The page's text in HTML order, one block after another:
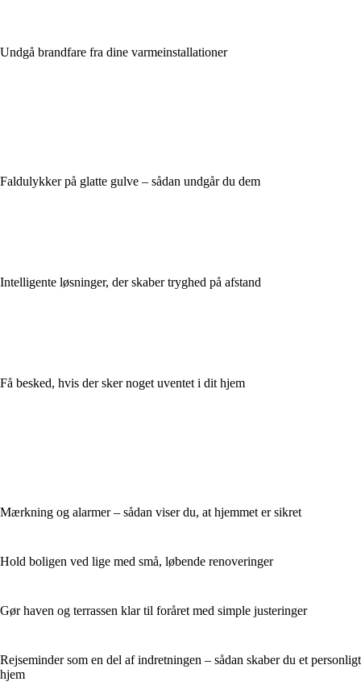
Undgå brandfare fra dine varmeinstallationer
Faldulykker på glatte gulve – sådan undgår du dem
Intelligente løsninger, der skaber tryghed på afstand
Få besked, hvis der sker noget uventet i dit hjem
Mærkning og alarmer – sådan viser du, at hjemmet er sikret
Hold boligen ved lige med små, løbende renoveringer
Gør haven og terrassen klar til foråret med simple justeringer
Rejseminder som en del af indretningen – sådan skaber du et personligt
hjem